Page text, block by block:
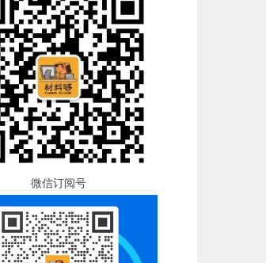
微信订阅号